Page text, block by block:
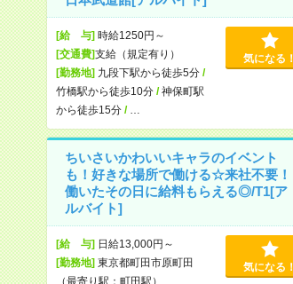
[給 与]時給1250円～
[交通費]支給（規定有り）
[勤務地]九段下駅から徒歩5分/
竹橋駅から徒歩10分/神保町駅
から徒歩15分/
気になる！
ちいさいかわいいキャラのイベント
も！好きな場所で働ける☆来社不要！
働いたその日に給料もらえる◎/T1[ア
ルバイト]
[給 与]日給13,000円～
[勤務地]東京都町田市原町田
（最寄り駅：町田駅）
気になる！